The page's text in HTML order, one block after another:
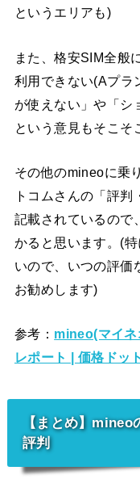
というエリアも)
また、格安SIM全般
利用できない(Aプラ
が使えない」や「シ
という意見もそこそ
その他のmineoに乗
トコムさんの「評
記載されているので
かると思います。(
いので、いつの評価
お勧めします)
参考： mineo(マイネ
レポート | 価格ドッ
【まとめ】
評判